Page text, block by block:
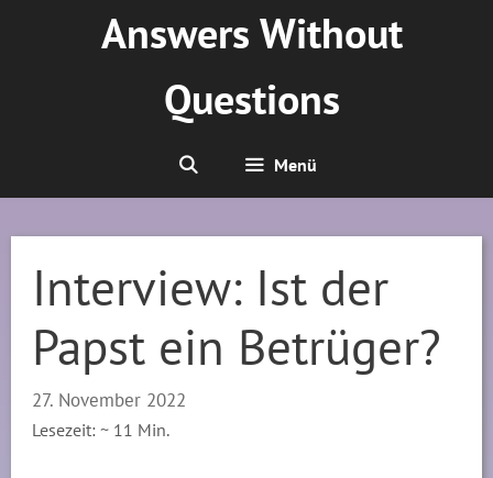
Answers Without
Questions
Menü
Interview: Ist der
Papst ein Betrüger?
27. November 2022
Lesezeit: ~ 11 Min.